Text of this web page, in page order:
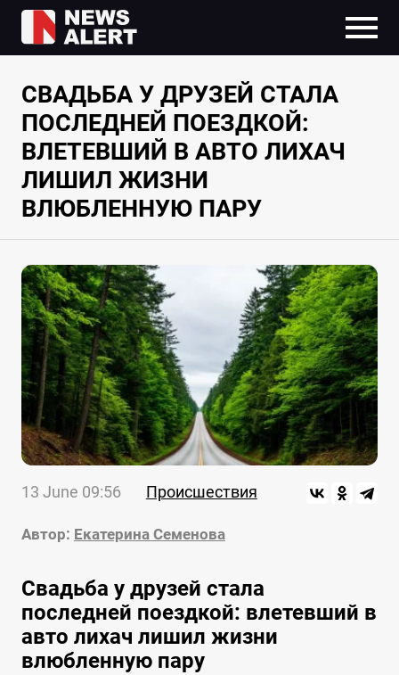
СВАДЬБА У ДРУЗЕЙ СТАЛА
ПОСЛЕДНЕЙ ПОЕЗДКОЙ:
ВЛЕТЕВШИЙ В АВТО ЛИХАЧ
ЛИШИЛ ЖИЗНИ
ВЛЮБЛЕННУЮ ПАРУ
13 June 09:56 Происшествия
Автор: Екатерина Семенова
Свадьба у друзей стала
последней поездкой: влетевший в
авто лихач лишил жизни
влюбленную пару